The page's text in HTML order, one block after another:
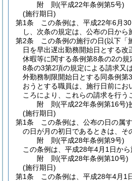
附 則(平成22年条例第5号)
(施行期日)
第1条
この条例は、平成22年6月30
し、次条の規定は、公布の日から
第2条
この条例の施行の日(以下「
日を早出遅出勤務開始日とする改
休暇等に関する条例第8条の2の
8条の3第2項の規定による請求又
外勤務制限開始日とする同条例第
おうとする職員は、施行日前にお
ころにより、これらの請求を行う
附 則(平成22年条例第16号)
(施行期日)
第1条
この条例は、公布の日の属
の日が月の初日であるときは、そ
附 則(平成28年条例第9号)
この条例は、平成28年4月1日から
附 則(平成28年条例第10号)
(施行期日)
第1条
この条例は、平成28年4月1